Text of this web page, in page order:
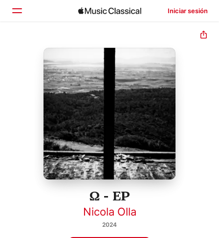
Iniciar sesión
Inicio
Explorar
Buscar
Ω - EP
Nicola Olla
2024